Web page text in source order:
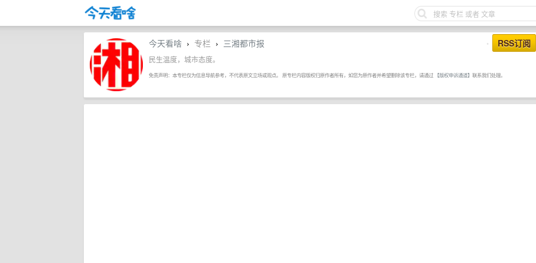
• RSS订阅
今天看啥 › 专栏 › 三湘都市报
民生温度，城市态度。
免责声明：本专栏仅为信息导航参考，不代表原文立场或观点。 原专栏内容版权归原作者所有，如您为原作者并希望删除该专栏，请通过 【版权申诉通道】 联系我们处理。